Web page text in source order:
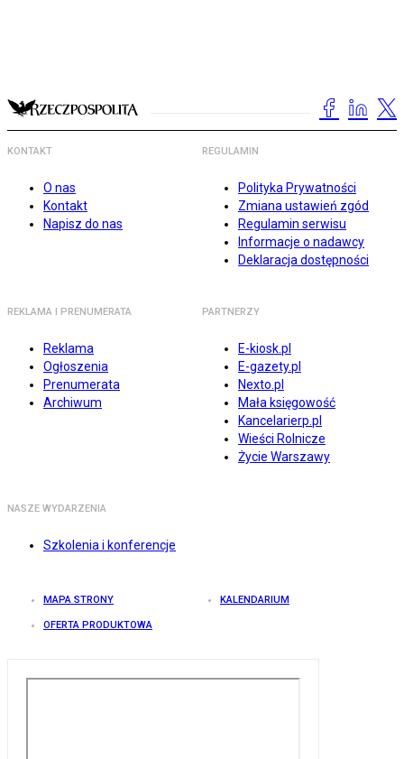
KONTAKT
O nas
Kontakt
Napisz do nas
REGULAMIN
Polityka Prywatności
Zmiana ustawień zgód
Regulamin serwisu
Informacje o nadawcy
Deklaracja dostępności
REKLAMA I PRENUMERATA
Reklama
Ogłoszenia
Prenumerata
Archiwum
PARTNERZY
E-kiosk.pl
E-gazety.pl
Nexto.pl
Mała księgowość
Kancelarierp.pl
Wieści Rolnicze
Życie Warszawy
NASZE WYDARZENIA
Szkolenia i konferencje
MAPA STRONY KALENDARIUM
OFERTA PRODUKTOWA